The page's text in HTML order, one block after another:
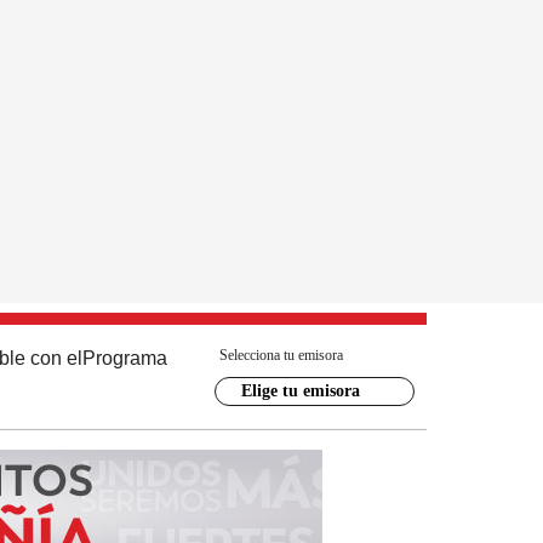
con el Programa Selecciona tu emisora
Elige tu emisora